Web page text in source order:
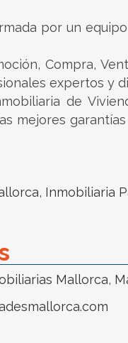
por un
Compra,
expertos y
de
mejores
, Inmobiliaria
Mallorca,